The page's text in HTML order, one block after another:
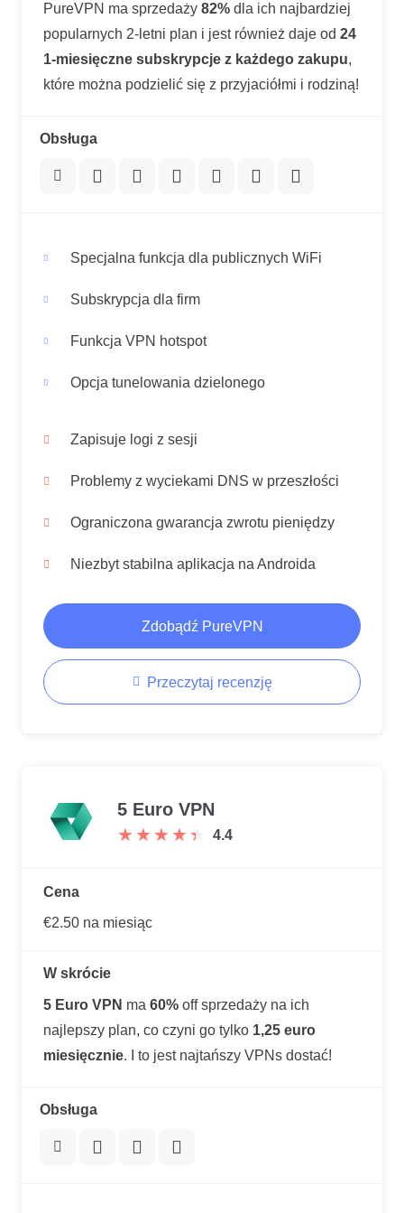
PureVPN ma sprzedaży 82%dla ich najbardziej
popularnych 2-letni plan i jest również daje od 24
1-miesięczne subskrypcje z każdego zakupu,
które można podzielić się z przyjaciółmi i rodziną!
Obsługa
Specjalna funkcja dla publicznych WiFi
Subskrypcja dla firm
Funkcja VPN hotspot
Opcja tunelowania dzielonego
Zapisuje logi z sesji
Problemy z wyciekami DNS w przeszłości
Ograniczona gwarancja zwrotu pieniędzy
Niezbyt stabilna aplikacja na Androida
Zdobądź PureVPN
Przeczytaj recenzję
5 Euro VPN
★ ★ ★ ★ ★
★ ★ ★ ★ ★ 4.4
Cena
€2.50 na miesiąc
W skrócie
5 Euro VPN ma 60%off sprzedaży na ich
najlepszy plan, co czyni go tylko 1,25 euro
miesięcznie. I to jest najtańszy VPNs dostać!
Obsługa